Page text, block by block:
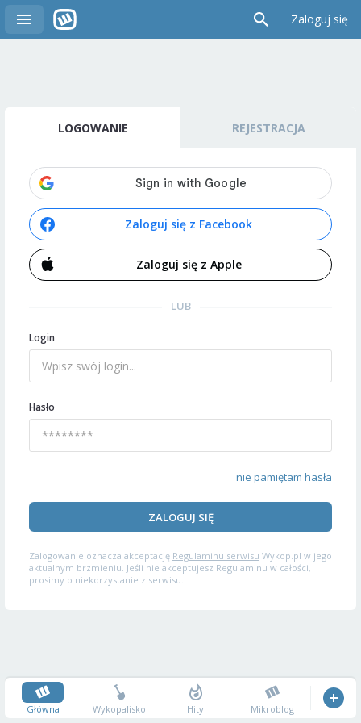
Zaloguj się
LOGOWANIE REJESTRACJA
Zaloguj się z Facebook
Zaloguj się z Apple
LUB
Login
Hasło
nie pamiętam hasła
ZALOGUJ SIĘ
Zalogowanie oznacza akceptację Regulaminu serwisu Wykop.pl w jego
aktualnym brzmieniu. Jeśli nie akceptujesz Regulaminu w całości,
prosimy o niekorzystanie z serwisu.
Główna Wykopalisko Hity Mikroblog